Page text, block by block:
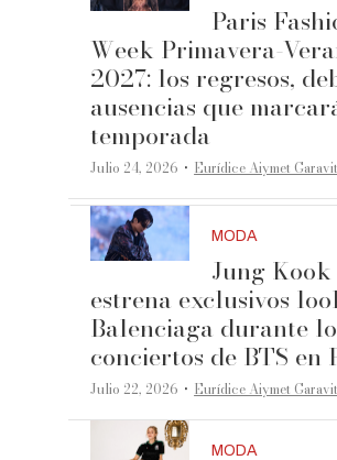
Paris
Week Primavera-
2027: los regresos,
ausencias que
temporada
Julio 24, 2026 ·Eurídice Aiymet
MODA
Jung Kook
estrena exclusivos
Balenciaga durante
conciertos de BTS en
Julio 22, 2026 ·Eurídice Aiymet
MODA